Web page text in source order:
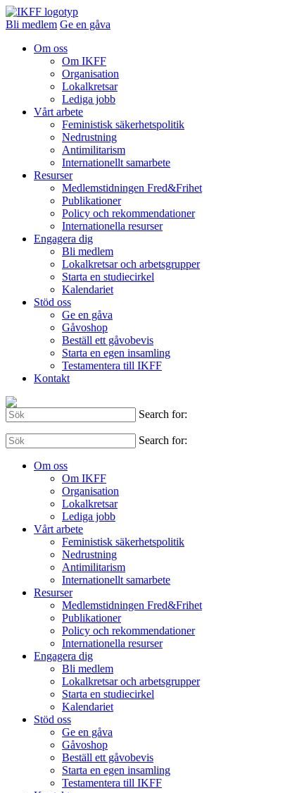
Bli medlem Ge en gåva
Om oss
Om IKFF
Organisation
Lokalkretsar
Lediga jobb
Vårt arbete
Feministisk säkerhetspolitik
Nedrustning
Antimilitarism
Internationellt samarbete
Resurser
Medlemstidningen Fred&Frihet
Publikationer
Policy och rekommendationer
Internationella resurser
Engagera dig
Bli medlem
Lokalkretsar och arbetsgrupper
Starta en studiecirkel
Kalendariet
Stöd oss
Ge en gåva
Gåvoshop
Beställ ett gåvobevis
Starta en egen insamling
Testamentera till IKFF
Kontakt
Search for:
Search for:
Om oss
Om IKFF
Organisation
Lokalkretsar
Lediga jobb
Vårt arbete
Feministisk säkerhetspolitik
Nedrustning
Antimilitarism
Internationellt samarbete
Resurser
Medlemstidningen Fred&Frihet
Publikationer
Policy och rekommendationer
Internationella resurser
Engagera dig
Bli medlem
Lokalkretsar och arbetsgrupper
Starta en studiecirkel
Kalendariet
Stöd oss
Ge en gåva
Gåvoshop
Beställ ett gåvobevis
Starta en egen insamling
Testamentera till IKFF